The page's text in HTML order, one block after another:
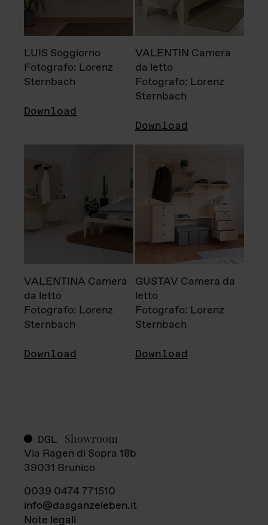
LUIS Soggiorno
Fotografo: Lorenz
Sternbach
Download
VALENTIN Camera
da letto
Fotografo: Lorenz
Sternbach
Download
VALENTINA Camera
da letto
Fotografo: Lorenz
Sternbach
Download
GUSTAV Camera da
letto
Fotografo: Lorenz
Sternbach
Download
DGL Showroom
Via Ragen di Sopra 18b
39031 Brunico
0039 0474 771510
info@dasganzeleben.it
Note legali